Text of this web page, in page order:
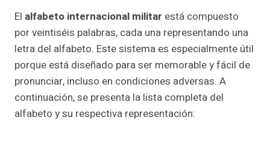
El alfabeto internacional militar está compuesto
por veintiséis palabras, cada una representando una
letra del alfabeto. Este sistema es especialmente útil
porque está diseñado para ser memorable y fácil de
pronunciar, incluso en condiciones adversas. A
continuación, se presenta la lista completa del
alfabeto y su respectiva representación: